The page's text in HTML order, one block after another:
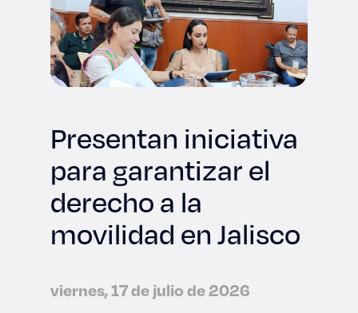
Presentan iniciativa
para garantizar el
derecho a la
movilidad en Jalisco
viernes, 17 de julio de 2026